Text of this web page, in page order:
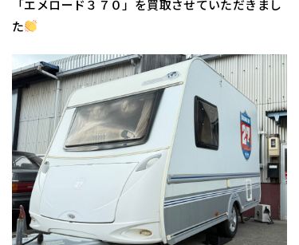
「エメロード３７０」を買取させていただきまし
た